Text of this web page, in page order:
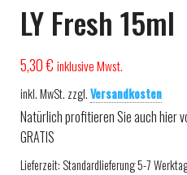
LY Fresh 15ml
5,30€ inklusive Mwst.
inkl. MwSt. zzgl.Versandkosten
Natürlich profitieren Sie auch hier
GRATIS
Lieferzeit: Standardlieferung 5-7